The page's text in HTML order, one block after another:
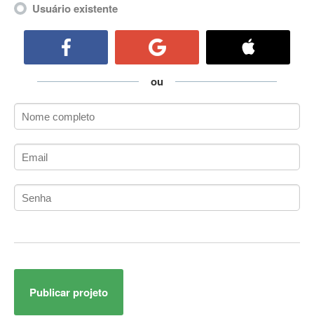
ActiveCollab
ActiveX
ActiveX Data Objects (ADO)
Ada
Adianti Framework
ADK
Administração
Administração de Artistas e Repertórios
Administração de Redes
Administração PostgreSQL
ADO.NET Entity Framework
Usuário existente
ou
Publicar projeto